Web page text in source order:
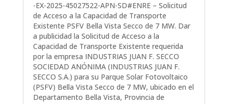
-EX-2025-45027522-APN-SD#ENRE – Solicitud
de Acceso a la Capacidad de Transporte
Existente PSFV Bella Vista Secco de 7 MW. Dar
a publicidad la Solicitud de Acceso a la
Capacidad de Transporte Existente requerida
por la empresa INDUSTRIAS JUAN F. SECCO
SOCIEDAD ANÓNIMA (INDUSTRIAS JUAN F.
SECCO S.A.) para su Parque Solar Fotovoltaico
(PSFV) Bella Vista Secco de 7 MW, ubicado en el
Departamento Bella Vista, Provincia de